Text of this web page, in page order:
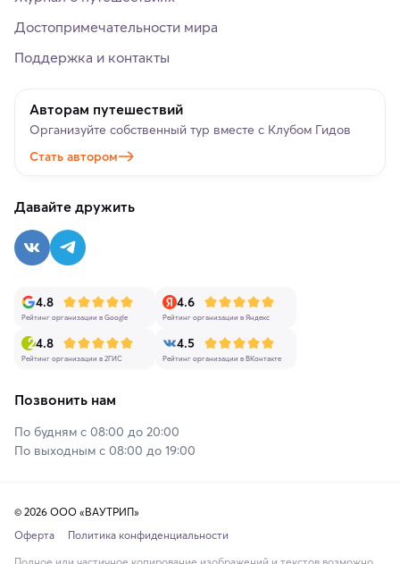
Достопримечательности мира
Поддержка и контакты
Авторам путешествий
Организуйте собственный тур вместе с Клубом Гидов
Стать автором
Давайте дружить
4.8
Рейтинг организации в Google
4.6
Рейтинг организации в Яндекс
4.8
Рейтинг организации в 2ГИС
4.5
Рейтинг организации в ВКонтакте
Позвонить нам
По будням с 08:00 до 20:00
По выходным с 08:00 до 19:00
© 2026 ООО «ВАУТРИП»
Оферта
Политика конфиденциальности